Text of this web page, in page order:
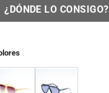
¿DÓNDE LO CONSIGO?